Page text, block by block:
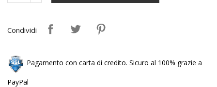
Condividi
Pagamento con carta di credito. Sicuro al 100% grazie a
PayPal